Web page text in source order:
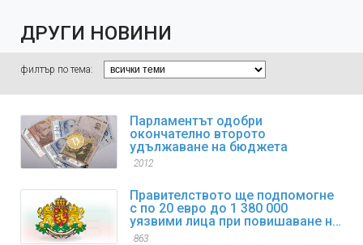
ДРУГИ НОВИНИ
филтър по тема:
Парламентът одобри
окончателно второто
удължаване на бюджета
2012
Правителството ще подпомогне
с по 20 евро до 1 380 000
уязвими лица при повишаване на
цените на горивата
863